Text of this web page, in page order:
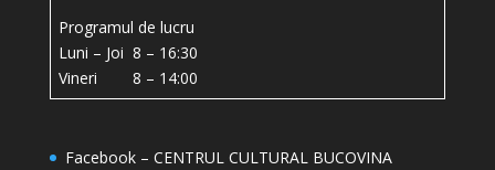
Programul de lucru
Luni – Joi 8 – 16:30
Vineri 8 – 14:00
Facebook – CENTRUL CULTURAL BUCOVINA